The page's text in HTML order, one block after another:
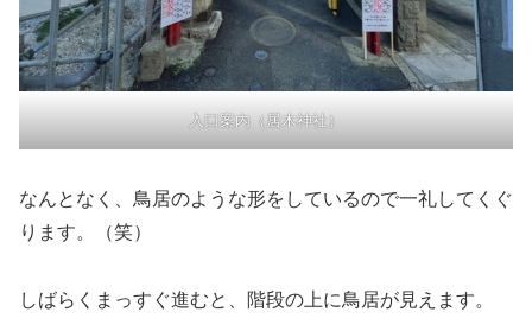
入口案内（居木神社）
なんとなく、鳥居のような形をしているので一礼してくぐ
ります。（笑）
しばらくまっすぐ進むと、階段の上に鳥居が見えます。